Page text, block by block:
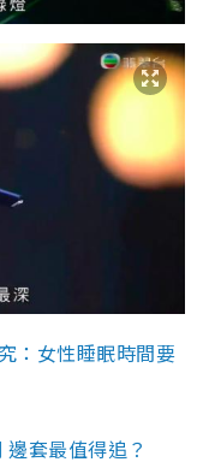
：女性睡眠時間要
邊套最值得追？